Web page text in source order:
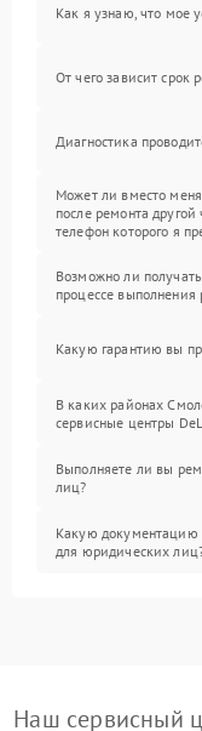
Как я узнаю, что мое
От чего зависит срок
Диагностика
Может ли вместо
после ремонта
телефон которого я
Возможно ли
процессе выполнения
Какую гарантию вы
В каких районах
сервисные центры
Выполняете ли вы
лиц?
Какую документацию
для юридических
Наш сервисный